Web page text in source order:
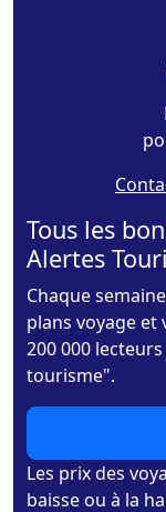
Tous les
Alertes
Chaque
plans voyage et
200 000
tourisme".
Les prix des
baisse ou à la